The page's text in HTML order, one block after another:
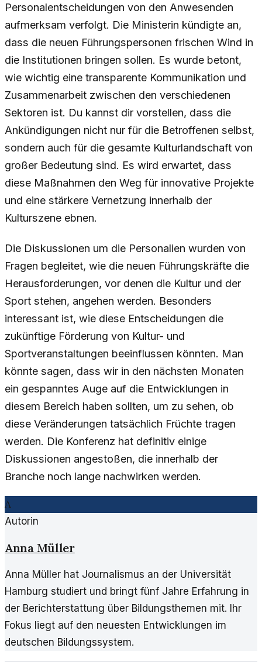
Personalentscheidungen von den Anwesenden
aufmerksam verfolgt. Die Ministerin kündigte an,
dass die neuen Führungspersonen frischen Wind in
die Institutionen bringen sollen. Es wurde betont,
wie wichtig eine transparente Kommunikation und
Zusammenarbeit zwischen den verschiedenen
Sektoren ist. Du kannst dir vorstellen, dass die
Ankündigungen nicht nur für die Betroffenen selbst,
sondern auch für die gesamte Kulturlandschaft von
großer Bedeutung sind. Es wird erwartet, dass
diese Maßnahmen den Weg für innovative Projekte
und eine stärkere Vernetzung innerhalb der
Kulturszene ebnen.
Die Diskussionen um die Personalien wurden von
Fragen begleitet, wie die neuen Führungskräfte die
Herausforderungen, vor denen die Kultur und der
Sport stehen, angehen werden. Besonders
interessant ist, wie diese Entscheidungen die
zukünftige Förderung von Kultur- und
Sportveranstaltungen beeinflussen könnten. Man
könnte sagen, dass wir in den nächsten Monaten
ein gespanntes Auge auf die Entwicklungen in
diesem Bereich haben sollten, um zu sehen, ob
diese Veränderungen tatsächlich Früchte tragen
werden. Die Konferenz hat definitiv einige
Diskussionen angestoßen, die innerhalb der
Branche noch lange nachwirken werden.
A
Autorin
Anna Müller
Anna Müller hat Journalismus an der Universität
Hamburg studiert und bringt fünf Jahre Erfahrung in
der Berichterstattung über Bildungsthemen mit. Ihr
Fokus liegt auf den neuesten Entwicklungen im
deutschen Bildungssystem.